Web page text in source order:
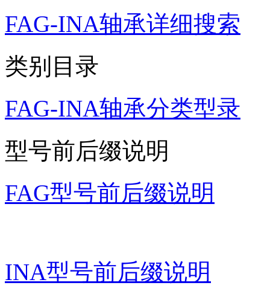
FAG-INA轴承详细搜索
类别目录
FAG-INA轴承分类型录
型号前后缀说明
FAG型号前后缀说明
INA型号前后缀说明